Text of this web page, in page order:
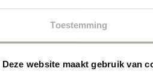
Toestemming
Deze website maakt gebruik van
0Producten